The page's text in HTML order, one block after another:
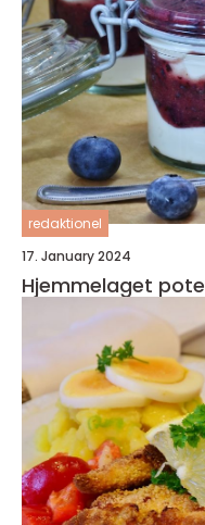
redaktionel
17. January 2024
Hjemmelaget